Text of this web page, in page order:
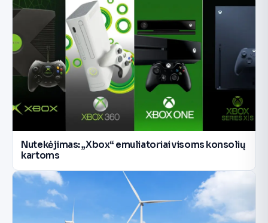
Nutekėjimas: „Xbox“ emuliatoriai visoms konsolių
kartoms